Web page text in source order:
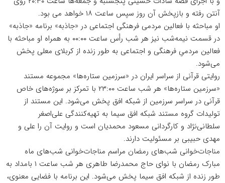
آنتن رفته و بازپخش آن روز سپس ساعت ۱۸ خواهد می بود.
او مباحثه با فعالین مردمی فرهنگی اجتماعی در «جاذبه» برنامه «جاذبه»
در قسمت نیمه‌شب نیز هر شب رأس ساعت ۰۰:۰۰ به همراه او مباحثه با
فعالین مردمیِ فرهنگی و اجتماعی به طور زنده از کربلای معلی پخش
می‌شود.
روایتی قرآنی از سراسر ایران در «سرزمین ستاره‌ها» مجموعه مستند
«سرزمین ستاره‌ها» هر شب ساعت ۲۳:۰۰ با تمرکز بر سوژه‌های خاص
قرآنی در سراسر سرزمین از شبکه افق پخش می‌شود. این مستند از
تولیدات گروه مستند شبکه افق سیما به تهیه‌کنندگی علی‌اصغر
سلطانی‌نژاد و کارگردانی مسعود محمدیان است و روایت آن را علی و
مهدی حبیبی بر مسئولیت دارند.
مناجات‌خوانی شب‌های رمضان مراسم مناجات‌خوانی شب‌های ماه
مبارک رمضان با نوای حاج محمدرضا طاهری هر شب ساعت ۱ بامداد به
طور زنده از شبکه افق سیما پخش می‌شود. این برنامه با فضایی معنوی،